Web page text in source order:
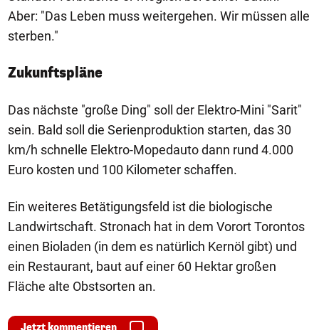
Aber: "Das Leben muss weitergehen. Wir müssen alle
sterben."
Zukunftspläne
Das nächste "große Ding" soll der Elektro-Mini "Sarit"
sein. Bald soll die Serienproduktion starten, das 30
km/h schnelle Elektro-Mopedauto dann rund 4.000
Euro kosten und 100 Kilometer schaffen.
Ein weiteres Betätigungsfeld ist die biologische
Landwirtschaft. Stronach hat in dem Vorort Torontos
einen Bioladen (in dem es natürlich Kernöl gibt) und
ein Restaurant, baut auf einer 60 Hektar großen
Fläche alte Obstsorten an.